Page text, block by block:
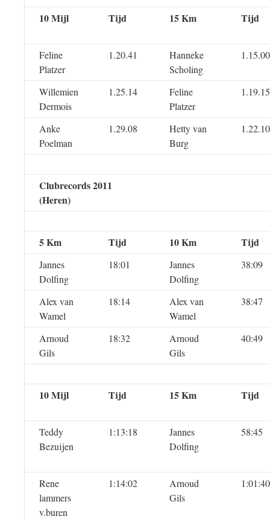
10 Mijl Tijd 15 Km Tijd
Feline
Platzer
1.20.41
Hanneke
Scholing
1.15.00
Willemien
Dermois
1.25.14
Feline
Platzer
1.19.15
Anke
Poelman
1.29.08
Hetty van
Burg
1.22.10
Clubrecords 2011
(Heren)
5 Km Tijd 10 Km Tijd
Jannes
Dolfing
18:01
Jannes
Dolfing
38:09
Alex van
Wamel
18:14
Alex van
Wamel
38:47
Arnoud
Gils
18:32
Arnoud
Gils
40:49
10 Mijl Tijd 15 Km Tijd
Teddy
Bezuijen
1:13:18
Jannes
Dolfing
58:45
Rene
lammers
v.buren
1:14:02
Arnoud
Gils
1:01:40